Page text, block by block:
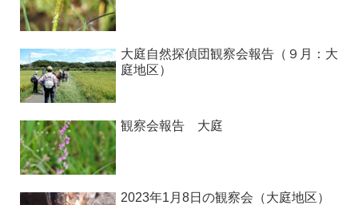
大庭自然探偵団観察会報告（９月：大
庭地区）
観察会報告 大庭
2023年1月8日の観察会（大庭地区）